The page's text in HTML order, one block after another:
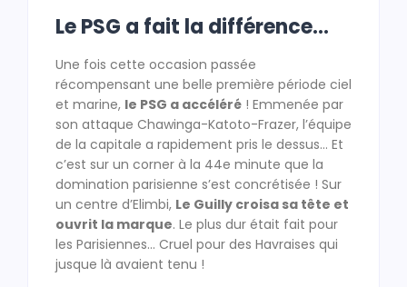
Le PSG a fait la différence…
Une fois cette occasion passée
récompensant une belle première période ciel
et marine, le PSG a accéléré ! Emmenée par
son attaque Chawinga-Katoto-Frazer, l’équipe
de la capitale a rapidement pris le dessus… Et
c’est sur un corner à la 44e minute que la
domination parisienne s’est concrétisée ! Sur
un centre d’Elimbi, Le Guilly croisa sa tête et
ouvrit la marque. Le plus dur était fait pour
les Parisiennes… Cruel pour des Havraises qui
jusque là avaient tenu !